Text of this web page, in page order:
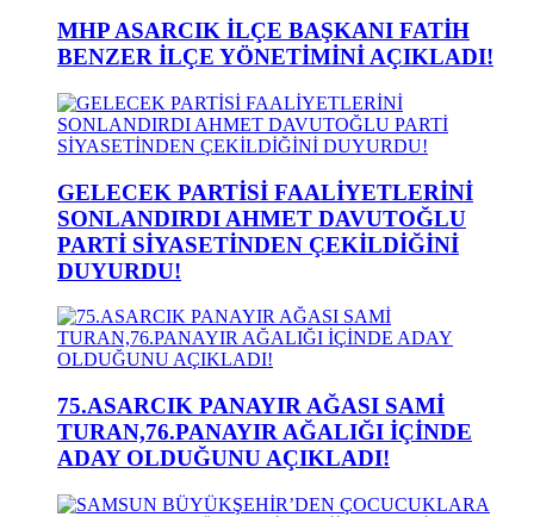
MHP ASARCIK İLÇE BAŞKANI FATİH
BENZER İLÇE YÖNETİMİNİ AÇIKLADI!
GELECEK PARTİSİ FAALİYETLERİNİ
SONLANDIRDI AHMET DAVUTOĞLU
PARTİ SİYASETİNDEN ÇEKİLDİĞİNİ
DUYURDU!
75.ASARCIK PANAYIR AĞASI SAMİ
TURAN,76.PANAYIR AĞALIĞI İÇİNDE
ADAY OLDUĞUNU AÇIKLADI!